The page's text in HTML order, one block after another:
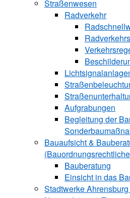
Straßenwesen
Radverkehr
Aufgrabungen
Begleitung der
Bauaufsicht &
Bauberatung
Einsicht in das
Stadtwerke